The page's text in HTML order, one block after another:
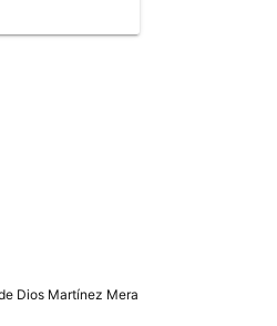
Dios Martínez Mera